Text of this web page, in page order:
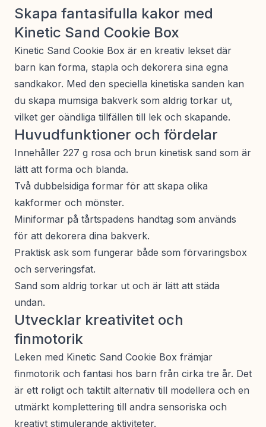
Skapa fantasifulla kakor med
Kinetic Sand Cookie Box
Kinetic Sand Cookie Box är en kreativ lekset där
barn kan forma, stapla och dekorera sina egna
sandkakor. Med den speciella kinetiska sanden kan
du skapa mumsiga bakverk som aldrig torkar ut,
vilket ger oändliga tillfällen till lek och skapande.
Huvudfunktioner och fördelar
Innehåller 227 g rosa och brun kinetisk sand som är
lätt att forma och blanda.
Två dubbelsidiga formar för att skapa olika
kakformer och mönster.
Miniformar på tårtspadens handtag som används
för att dekorera dina bakverk.
Praktisk ask som fungerar både som förvaringsbox
och serveringsfat.
Sand som aldrig torkar ut och är lätt att städa
undan.
Utvecklar kreativitet och
finmotorik
Leken med Kinetic Sand Cookie Box främjar
finmotorik och fantasi hos barn från cirka tre år. Det
är ett roligt och taktilt alternativ till modellera och en
utmärkt komplettering till andra sensoriska och
kreativt stimulerande aktiviteter.